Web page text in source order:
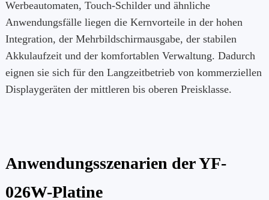
Werbeautomaten, Touch-Schilder und ähnliche
Anwendungsfälle liegen die Kernvorteile in der hohen
Integration, der Mehrbildschirmausgabe, der stabilen
Akkulaufzeit und der komfortablen Verwaltung. Dadurch
eignen sie sich für den Langzeitbetrieb von kommerziellen
Displaygeräten der mittleren bis oberen Preisklasse.
Anwendungsszenarien der YF-
026W-Platine